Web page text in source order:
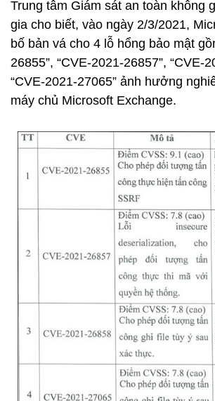
Trung tâm Giám sát an toàn không
gia cho biết, vào ngày 2/3/2021,
bố bản vá cho 4 lỗ hổng bảo mật
26855”, “CVE-2021-26857”, “CVE-
“CVE-2021-27065” ảnh hưởng
máy chủ Microsoft Exchange.